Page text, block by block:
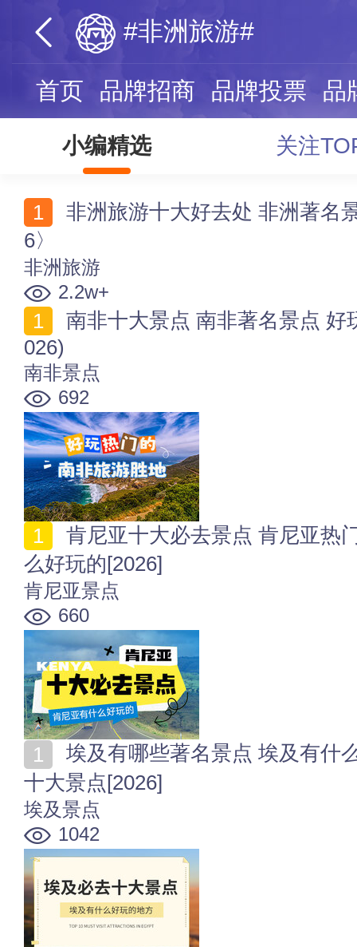
#非洲旅游#
首页 品牌招商 品牌投票 品
小编精选 关注
6〉
非洲旅游
2.2w+
026)
南非景点
692
么好玩的[2026]
肯尼亚景点
660
十大景点[2026]
埃及景点
1042